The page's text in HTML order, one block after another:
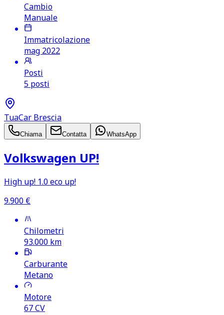
Cambio
Manuale
Immatricolazione
mag 2022
Posti
5 posti
TuaCar Brescia
Chiama Contatta WhatsApp
Volkswagen UP!
High up! 1.0 eco up!
9.900 €
Chilometri
93.000 km
Carburante
Metano
Motore
67CV